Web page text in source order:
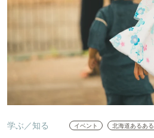
学ぶ／知る イベント 北海道あるある